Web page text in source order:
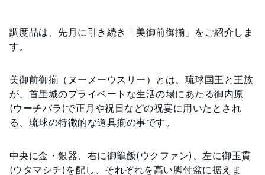
調度品は、先月に引き続き「美御前御揃」をご紹介しま
す。
美御前御揃（ヌーメーウスリー）とは、琉球国王と王族
が、首里城のプライベートな生活の場にあたる御内原
(ウーチバラ)で正月や祝日などの祝宴に用いたとされ
る、琉球の特徴的な道具揃の事です。
中央に金・銀器、右に御籠飯(ウクファン)、左に御玉貫
(ウタマシチ)を配し、それぞれを高い脚付盆に据えま